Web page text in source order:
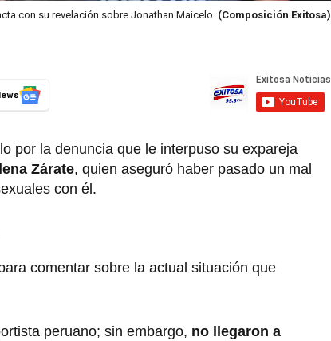
con su revelación sobre Jonathan Maicelo. (Composición Exitosa)
por la denuncia que le interpuso su expareja
Zárate, quien aseguró haber pasado un mal
con él.
comentar sobre la actual situación que
peruano; sin embargo, no llegaron a